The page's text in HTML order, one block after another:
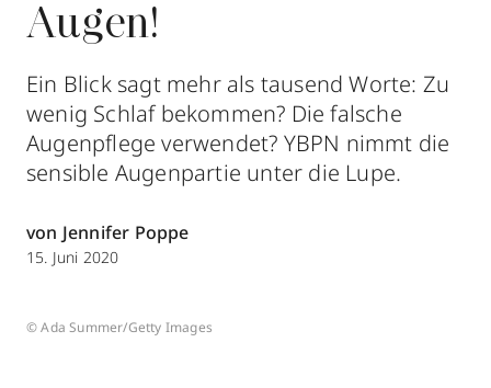
Storefinder
Augen!
Ein Blick sagt mehr als tausend Worte: Zu
wenig Schlaf bekommen? Die falsche
Augenpflege verwendet? YBPN nimmt die
sensible Augenpartie unter die Lupe.
von Jennifer Poppe
15. Juni 2020
© Ada Summer/Getty Images